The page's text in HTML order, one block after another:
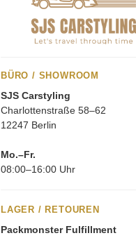
BÜRO / SHOWROOM
SJS Carstyling
Charlottenstraße 58–62
12247 Berlin
Mo.–Fr.
08:00–16:00 Uhr
LAGER / RETOUREN
Packmonster Fulfillment